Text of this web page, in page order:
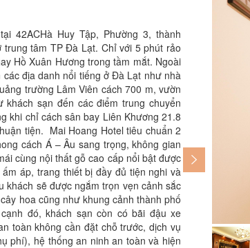
42ACHà Huy Tập, Phường 3, thành
tâm TP Đà Lạt. Chỉ với 5 phút rảo
Hồ Xuân Hương trong tầm mắt. Ngoài
địa danh nổi tiếng ở Đà Lạt như nhà
trường Lâm Viên cách 700 m, vườn
sạn đến các điểm trung chuyển
khi chỉ cách sân bay Liên Khương 21.8
tiện. Mai Hoang Hotel tiêu chuẩn 2
cách Á – Âu sang trọng, không gian
cùng nội thất gỗ cao cấp nổi bật được
áp, trang thiết bị đầy đủ tiện nghi và
khách sẽ được ngắm trọn vẹn cảnh sắc
hoa cũng như khung cảnh thành phố
đó, khách sạn còn có bãi đậu xe
toàn không cần đặt chỗ trước, dịch vụ
phí), hệ thống an ninh an toàn và hiện